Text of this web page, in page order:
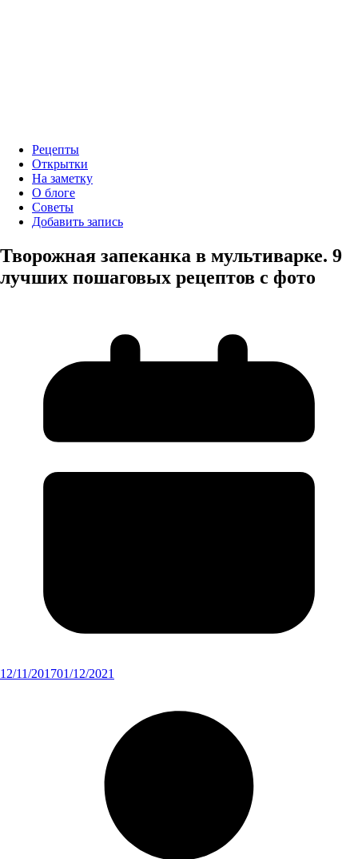
Рецепты
Открытки
На заметку
О блоге
Советы
Добавить запись
Творожная запеканка в мультиварке. 9
лучших пошаговых рецептов с фото
12/11/201701/12/2021